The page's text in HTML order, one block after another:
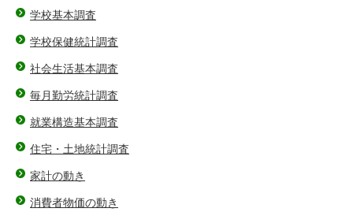
学校基本調査
学校保健統計調査
社会生活基本調査
毎月勤労統計調査
就業構造基本調査
住宅・土地統計調査
家計の動き
消費者物価の動き